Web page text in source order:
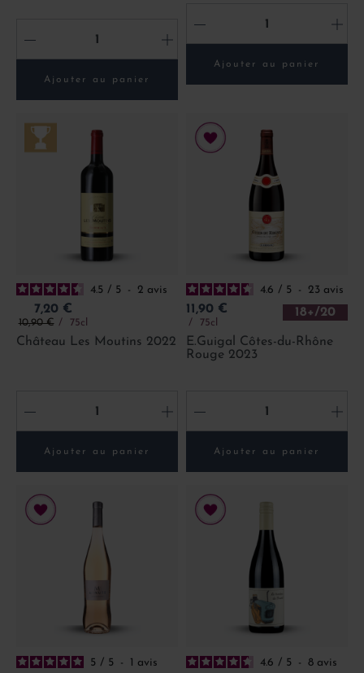
- +
Ajouter au panier
- +
Ajouter au panier
4.5 / 5 - 2 avis
Prix
7,20 €
Prix de base
10,90 € 75cl
Château Les Moutins 2022
- +
Ajouter au panier
4.6 / 5 - 23 avis
Prix
11,90 €
75cl
18+/20
E.Guigal Côtes-du-Rhône
Rouge 2023
- +
Ajouter au panier
5 / 5 - 1 avis 4.6 / 5 - 8 avis